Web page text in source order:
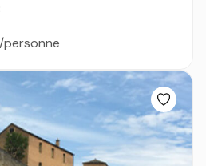
/personne